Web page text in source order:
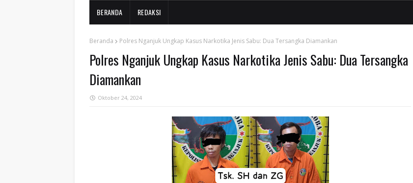
BERANDA REDAKSI
Beranda Polres Nganjuk Ungkap Kasus Narkotika Jenis Sabu: Dua Tersangka Diamankan
Polres Nganjuk Ungkap Kasus Narkotika Jenis Sabu: Dua Tersangka
Diamankan
Oktober 24, 2024